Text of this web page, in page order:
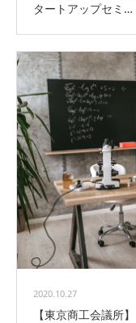
タートアップセミ…
2020.10.27
【東京商工会議所